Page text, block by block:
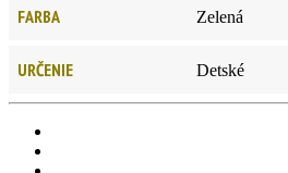
FARBA Zelená
URČENIE Detské